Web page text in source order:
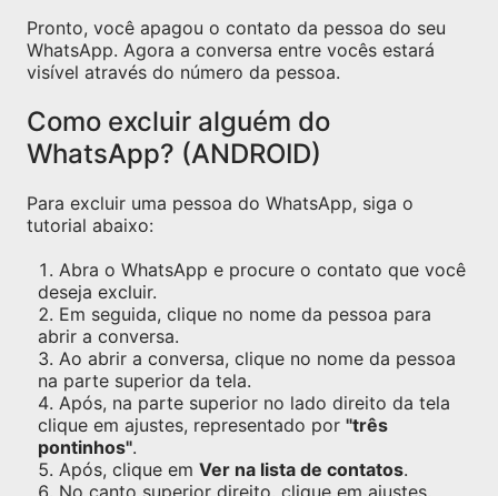
Pronto, você apagou o contato da pessoa do seu
WhatsApp. Agora a conversa entre vocês estará
visível através do número da pessoa.
Como excluir alguém do
WhatsApp? (ANDROID)
Para excluir uma pessoa do WhatsApp, siga o
tutorial abaixo:
Abra o WhatsApp e procure o contato que você
deseja excluir.
Em seguida, clique no nome da pessoa para
abrir a conversa.
Ao abrir a conversa, clique no nome da pessoa
na parte superior da tela.
Após, na parte superior no lado direito da tela
clique em ajustes, representado por "três
pontinhos".
Após, clique em Ver na lista de contatos.
No canto superior direito, clique em ajustes,